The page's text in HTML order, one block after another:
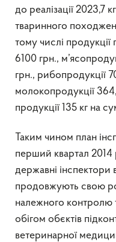
до реалізації 2023,7
тваринного
тому числі продукції
6100 грн.,
грн., рибопродукції
молокопродукції
продукції 135 кг на
Таким чином план
перший квартал 2014
державні
продовжують свою
належного контролю
обігом обєктів
ветеринарної